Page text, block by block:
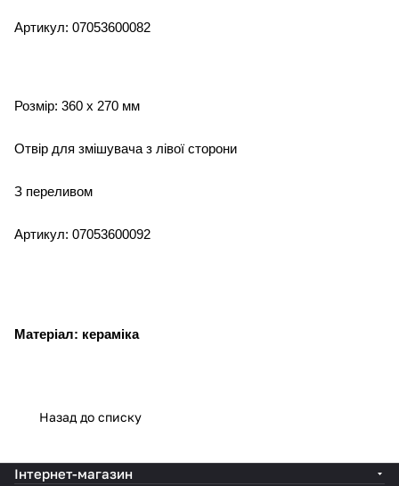
Артикул: 07053600082
Розмір: 360 x 270 мм
Отвір для змішувача з лівої сторони
З переливом
Артикул: 07053600092
Матеріал: кераміка
Назад до списку
Інтернет-магазин